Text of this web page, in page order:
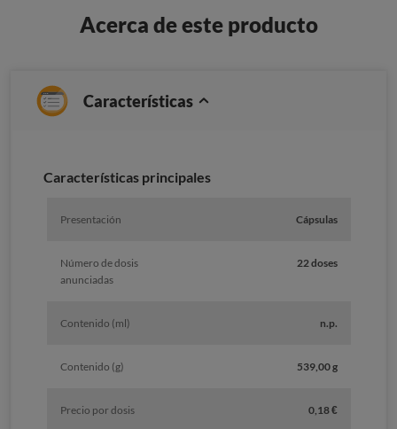
Acerca de este producto
Características
Características principales
Presentación Cápsulas
Número de dosis
anunciadas
22 doses
Contenido (ml) n.p.
Contenido (g) 539,00 g
Precio por dosis 0,18 €